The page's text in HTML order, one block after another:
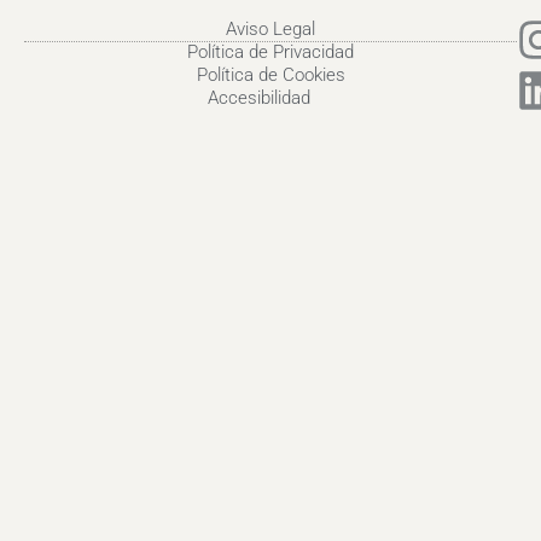
Aviso Legal
Política de Privacidad
Política de Cookies
Accesibilidad